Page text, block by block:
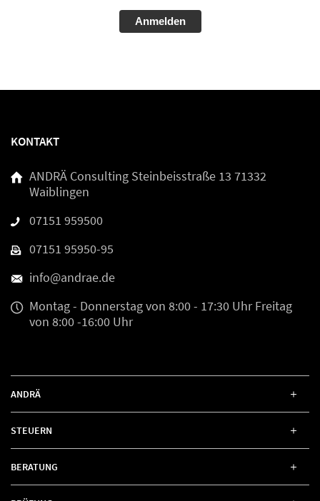
KONTAKT
ANDRÄ Consulting Steinbeisstraße 13 71332
Waiblingen
07151 959500
07151 95950-95
info@andrae.de
Montag - Donnerstagvon 8:00 - 17:30 UhrFreitag
von 8:00 -16:00 Uhr
ANDRÄ
STEUERN
BERATUNG